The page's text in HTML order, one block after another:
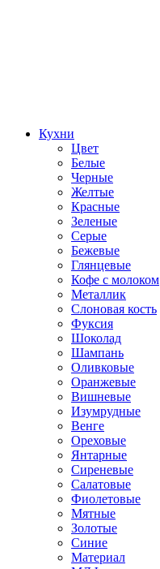
Кухни
Цвет
Белые
Черные
Желтые
Красные
Зеленые
Серые
Бежевые
Глянцевые
Кофе с молоком
Металлик
Слоновая кость
Фуксия
Шоколад
Шампань
Оливковые
Оранжевые
Вишневые
Изумрудные
Венге
Ореховые
Янтарные
Сиреневые
Салатовые
Фиолетовые
Мятные
Золотые
Синие
Материал